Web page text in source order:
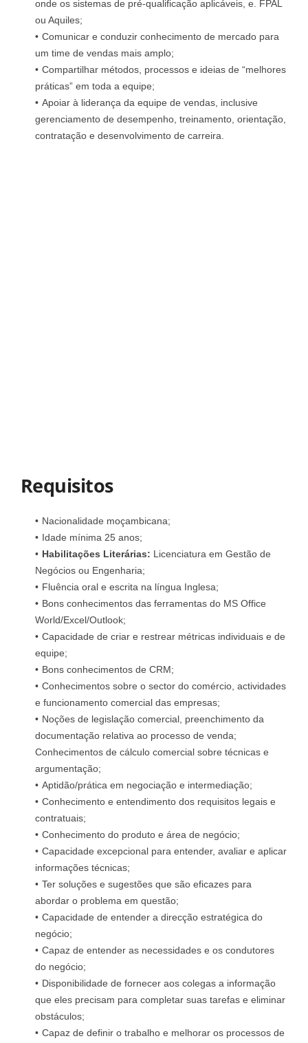
onde os sistemas de pré-qualificação aplicáveis, e. FPAL
ou Aquiles;
Comunicar e conduzir conhecimento de mercado para
um time de vendas mais amplo;
Compartilhar métodos, processos e ideias de “melhores
práticas” em toda a equipe;
Apoiar à liderança da equipe de vendas, inclusive
gerenciamento de desempenho, treinamento, orientação,
contratação e desenvolvimento de carreira.
Requisitos
Nacionalidade moçambicana;
Idade mínima 25 anos;
Habilitações Literárias: Licenciatura em Gestão de
Negócios ou Engenharia;
Fluência oral e escrita na língua Inglesa;
Bons conhecimentos das ferramentas do MS Office
World/Excel/Outlook;
Capacidade de criar e restrear métricas individuais e de
equipe;
Bons conhecimentos de CRM;
Conhecimentos sobre o sector do comércio, actividades
e funcionamento comercial das empresas;
Noções de legislação comercial, preenchimento da
documentação relativa ao processo de venda;
Conhecimentos de cálculo comercial sobre técnicas e
argumentação;
Aptidão/prática em negociação e intermediação;
Conhecimento e entendimento dos requisitos legais e
contratuais;
Conhecimento do produto e área de negócio;
Capacidade excepcional para entender, avaliar e aplicar
informações técnicas;
Ter soluções e sugestões que são eficazes para
abordar o problema em questão;
Capacidade de entender a direcção estratégica do
negócio;
Capaz de entender as necessidades e os condutores
do negócio;
Disponibilidade de fornecer aos colegas a informação
que eles precisam para completar suas tarefas e eliminar
obstáculos;
Capaz de definir o trabalho e melhorar os processos de